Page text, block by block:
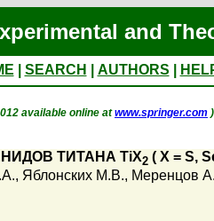
and
SEARCH AUTHORS
available online atwww.springer.com )
ТИТАНА TiX2 ( X = S,
, Яблонских М.В., Меренцов